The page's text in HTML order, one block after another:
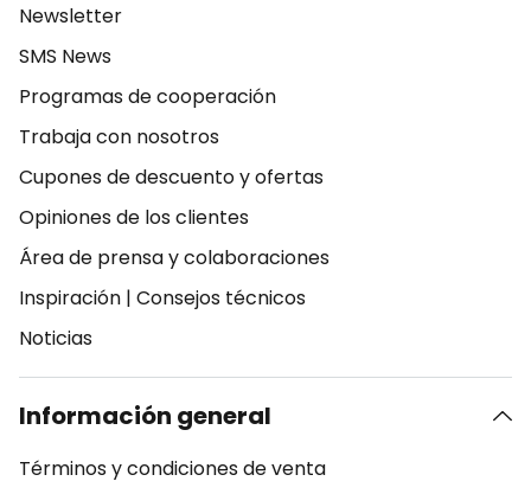
Newsletter
SMS News
Programas de cooperación
Trabaja con nosotros
Cupones de descuento y ofertas
Opiniones de los clientes
Área de prensa y colaboraciones
Inspiración | Consejos técnicos
Noticias
Información general
Términos y condiciones de venta